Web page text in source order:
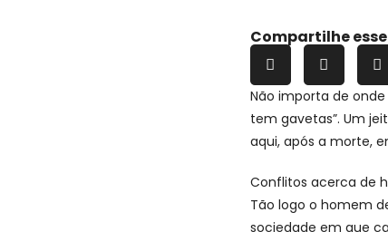
Compartilhe
Não importa de
tem gavetas”. Um
aqui, após a morte,
Conflitos acerca de
Tão logo o homem
sociedade em que